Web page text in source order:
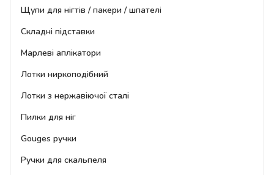
Щупи для нігтів / пакери / шпателі
Складні підставки
Марлеві аплікатори
Лотки ниркоподібний
Лотки з нержавіючої сталі
Пилки для ніг
Gouges ручки
Ручки для скальпеля